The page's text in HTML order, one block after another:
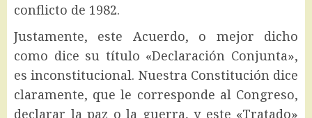
conflicto de 1982.
Justamente, este Acuerdo, o mejor dicho
como dice su título «Declaración Conjunta»,
es inconstitucional. Nuestra Constitución dice
claramente, que le corresponde al Congreso,
declarar la paz o la guerra, y este «Tratado»